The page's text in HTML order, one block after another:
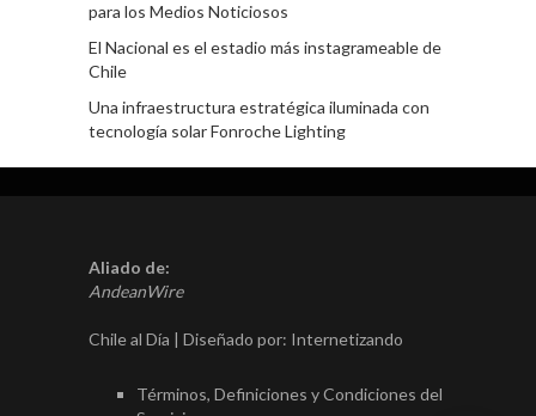
para los Medios Noticiosos
El Nacional es el estadio más instagrameable de
Chile
Una infraestructura estratégica iluminada con
tecnología solar Fonroche Lighting
Aliado de:
AndeanWire
Chile al Día | Diseñado por: Internetizando
Términos, Definiciones y Condiciones del